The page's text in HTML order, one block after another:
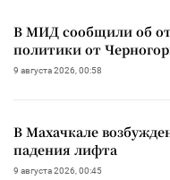
В МИД сообщили об
политики от
9 августа 2026, 00:58
В Махачкале
падения лифта
9 августа 2026, 00:45